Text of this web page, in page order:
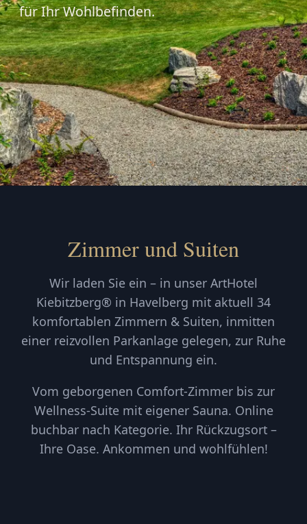
für Ihr Wohlbefinden.
Zimmer und Suiten
Wir laden Sie ein – in unser ArtHotel
Kiebitzberg® in Havelberg mit aktuell 34
komfortablen Zimmern & Suiten, inmitten
einer reizvollen Parkanlage gelegen, zur Ruhe
und Entspannung ein.
Vom geborgenen Comfort-Zimmer bis zur
Wellness-Suite mit eigener Sauna. Online
buchbar nach Kategorie. Ihr Rückzugsort –
Ihre Oase. Ankommen und wohlfühlen!